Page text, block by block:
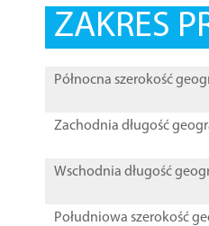
ZAKRES
Północna szerokość
Zachodnia długość
Wschodnia długość
Południowa szerokość